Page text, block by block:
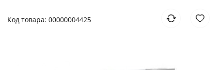
Код товара: 00000004425